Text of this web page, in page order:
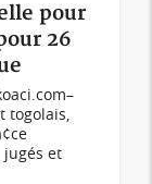
pour
26
togolais,
et